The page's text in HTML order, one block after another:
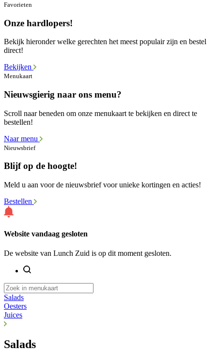
Favorieten
Onze hardlopers!
Bekijk hieronder welke gerechten het meest populair zijn en bestel
direct!
Bekijken
Menukaart
Nieuwsgierig naar ons menu?
Scroll naar beneden om onze menukaart te bekijken en direct te
bestellen!
Naar menu
Nieuwsbrief
Blijf op de hoogte!
Meld u aan voor de nieuwsbrief voor unieke kortingen en acties!
Bestellen
Website vandaag gesloten
De website van Lunch Zuid is op dit moment gesloten.
Salads
Oesters
Juices
Salads